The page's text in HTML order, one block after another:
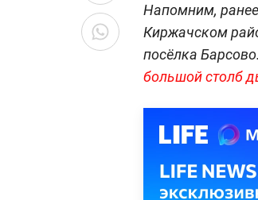
Напомним,
Киржачском
посёлка Барсово.
большой столб